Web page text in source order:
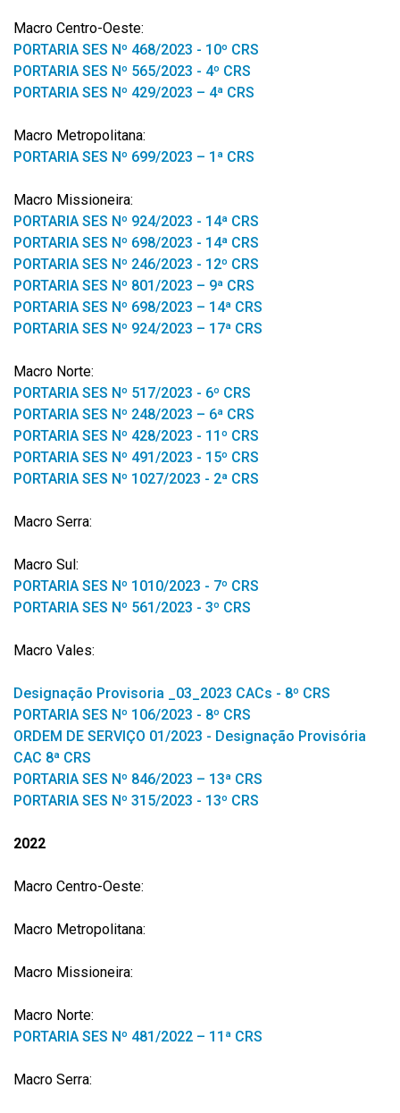
Macro Centro-Oeste:
PORTARIA SES Nº 468/2023 - 10º CRS
PORTARIA SES Nº 565/2023 - 4º CRS
PORTARIA SES Nº 429/2023 – 4ª CRS
Macro Metropolitana:
PORTARIA SES Nº 699/2023 – 1ª CRS
Macro Missioneira:
PORTARIA SES Nº 924/2023 - 14ª CRS
PORTARIA SES Nº 698/2023 - 14ª CRS
PORTARIA SES Nº 246/2023 - 12º CRS
PORTARIA SES Nº 801/2023 – 9ª CRS
PORTARIA SES Nº 698/2023 – 14ª CRS
PORTARIA SES Nº 924/2023 – 17ª CRS
Macro Norte:
PORTARIA SES Nº 517/2023 - 6º CRS
PORTARIA SES Nº 248/2023 – 6ª CRS
PORTARIA SES Nº 428/2023 - 11º CRS
PORTARIA SES Nº 491/2023 - 15º CRS
PORTARIA SES Nº 1027/2023 - 2ª CRS
Macro Serra:
Macro Sul:
PORTARIA SES Nº 1010/2023 - 7º CRS
PORTARIA SES Nº 561/2023 - 3º CRS
Macro Vales:
Designação Provisoria _03_2023 CACs - 8º CRS
PORTARIA SES Nº 106/2023 - 8º CRS
ORDEM DE SERVIÇO 01/2023 - Designação Provisória
CAC 8ª CRS
PORTARIA SES Nº 846/2023 – 13ª CRS
PORTARIA SES Nº 315/2023 - 13º CRS
2022
Macro Centro-Oeste:
Macro Metropolitana:
Macro Missioneira:
Macro Norte:
PORTARIA SES Nº 481/2022 – 11ª CRS
Macro Serra: